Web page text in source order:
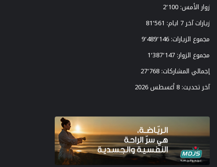
زوار الأمس:2٬100
زيارات آخر 7 ايام:
81٬561
مجموع الزيارات:9٬489٬146
مجموع الزوار:1٬387٬147
إجمالي المشاركات:27٬768
آخر تحديث:8 أغسطس 2026